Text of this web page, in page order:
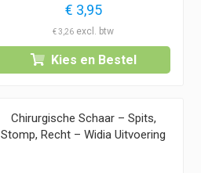
€ 3,95
€3,26
Kies en Bestel
Chirurgische Schaar – Spits,
Stomp, Recht – Widia Uitvoering